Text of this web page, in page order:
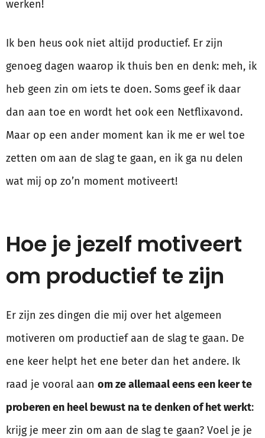
werken!
Ik ben heus ook niet altijd productief. Er zijn
genoeg dagen waarop ik thuis ben en denk: meh, ik
heb geen zin om iets te doen. Soms geef ik daar
dan aan toe en wordt het ook een Netflixavond.
Maar op een ander moment kan ik me er wel toe
zetten om aan de slag te gaan, en ik ga nu delen
wat mij op zo’n moment motiveert!
Hoe je jezelf motiveert
om productief te zijn
Er zijn zes dingen die mij over het algemeen
motiveren om productief aan de slag te gaan. De
ene keer helpt het ene beter dan het andere. Ik
raad je vooral aan om ze allemaal eens een keer te
proberen en heel bewust na te denken of het werkt:
krijg je meer zin om aan de slag te gaan? Voel je je